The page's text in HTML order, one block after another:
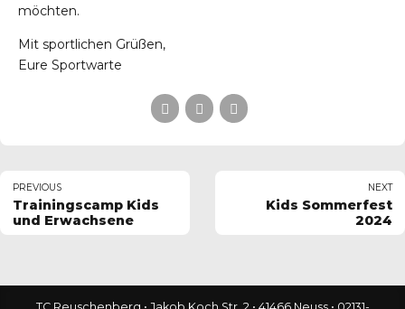
möchten.
Mit sportlichen Grüßen,
Eure Sportwarte
PREVIOUS
Trainingscamp Kids
und Erwachsene
NEXT
Kids Sommerfest
2024